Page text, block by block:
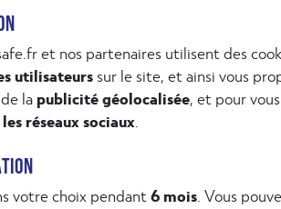
et nos partenaires utilisent des
utilisateurs
lapublicité géolocalisée, et pour
réseaux sociaux .
votre choix pendant
sur le bouton